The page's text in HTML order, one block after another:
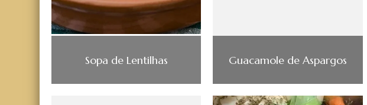
Sopa de Lentilhas Guacamole de Aspargos